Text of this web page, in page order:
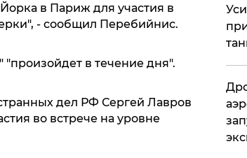
в Париж для участия в
- сообщил Перебийнис.
в течение дня".
дел РФ Сергей Лавров
во встрече на уровне